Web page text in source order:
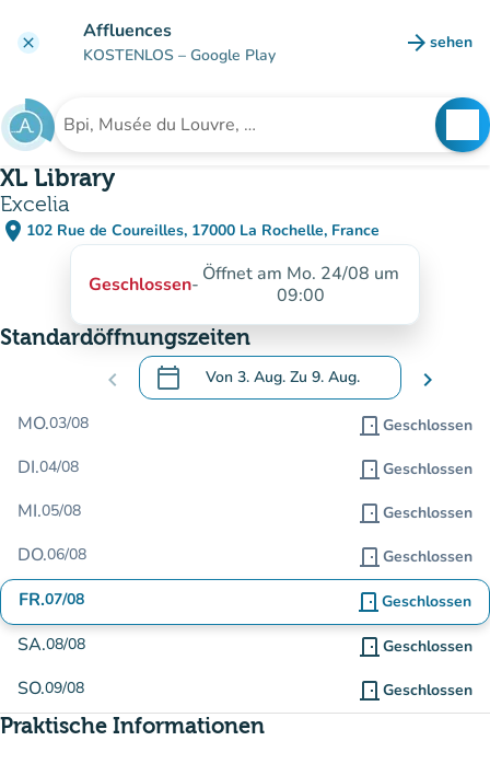
clear Affluences
KOSTENLOS – Google Play arrow_forward sehen
(new
Suche nach einer Einrichtung
XL Library
Excelia
place 102 Rue de Coureilles, 17000 La Rochelle, France
(in Google Maps öffnen)
(new tab)
Geschlossen- Öffnet am Mo. 24/08 um
09:00
Standardöffnungszeiten
chevron_left calendar_today Von 3. Aug. Zu 9. Aug.
.Öffnen Sie den Kalender, um Daten zu
chevron_right
MO.03/08 door_front Geschlossen
DI.04/08 door_front Geschlossen
MI.05/08 door_front Geschlossen
DO.06/08 door_front Geschlossen
FR.07/08 door_front Geschlossen
SA.08/08 door_front Geschlossen
SO.09/08 door_front Geschlossen
Praktische Informationen